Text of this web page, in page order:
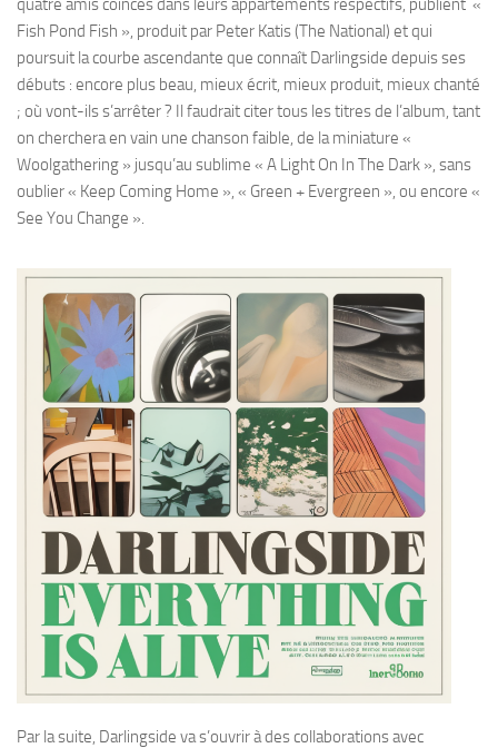
quatre amis coincés dans leurs appartements respectifs, publient «
Fish Pond Fish », produit par Peter Katis (The National) et qui
poursuit la courbe ascendante que connaît Darlingside depuis ses
débuts : encore plus beau, mieux écrit, mieux produit, mieux chanté
; où vont-ils s’arrêter ? Il faudrait citer tous les titres de l’album, tant
on cherchera en vain une chanson faible, de la miniature «
Woolgathering » jusqu’au sublime « A Light On In The Dark », sans
oublier « Keep Coming Home », « Green + Evergreen », ou encore «
See You Change ».
Par la suite, Darlingside va s’ouvrir à des collaborations avec